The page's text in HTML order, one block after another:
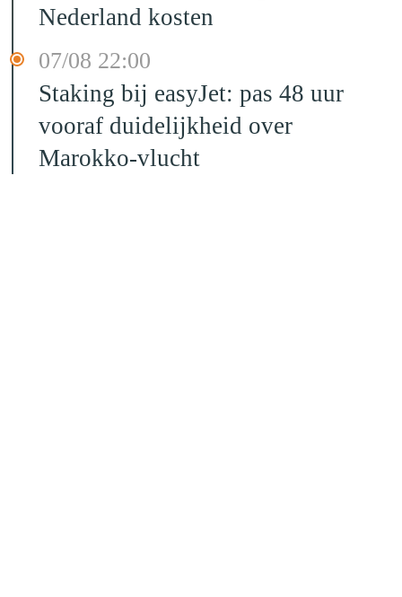
Nederland kosten
07/08 22:00
Staking bij easyJet: pas 48 uur
vooraf duidelijkheid over
Marokko-vlucht